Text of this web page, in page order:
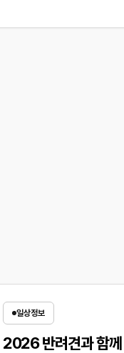
일상정보
2026 반려견과 함께